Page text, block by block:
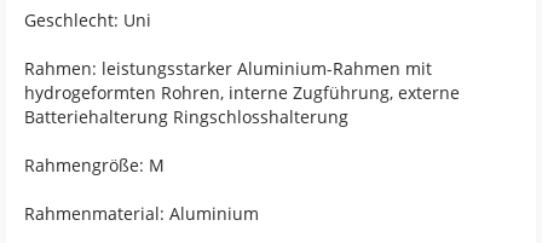
Geschlecht: Uni
Rahmen: leistungsstarker Aluminium-Rahmen mit
hydrogeformten Rohren, interne Zugführung, externe
Batteriehalterung Ringschlosshalterung
Rahmengröße: M
Rahmenmaterial: Aluminium